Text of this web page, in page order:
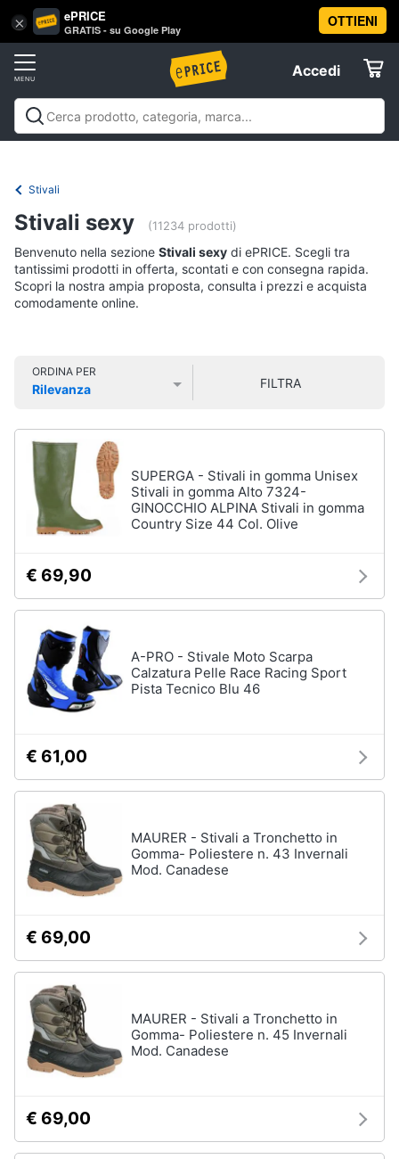
× ePRICE
GRATIS - su Google Play
OTTIENI
Accedi
Accedi
Registrati
Offerte
Informatica
Telefonia
Tv
Cinema
home
Videogiochi
Audio
Clima
Arredo
Brico
Giardinaggio
Salute
e
igiene
Beauty
Giocattoli
Prima
infanzia
Fotografia
Abbigliamento
Vai
al
Abbigliamento
Donna
donna
Cappotto
donna
Felpa
donna
Felpa
uomo
Cravatta
Piumino
uomo
Vedi
tutti
Bambino
Scarpe
Sandali
bambina
Vestiti
neonati
Copertina
neonato
Vedi
Scarpe
Sneakers
Scarpe
nike
Anfibi
tutti
Stivali
Stivali sexy (11234 prodotti)
Benvenuto nella sezione Stivali sexy di ePRICE. Scegli tra
tantissimi prodotti in offerta, scontati e con consegna rapida.
Scopri la nostra ampia proposta, consulta i prezzi e acquista
comodamente online.
ORDINA PER
Rilevanza
FILTRA
SUPERGA - Stivali in gomma Unisex
Stivali in gomma Alto 7324-
GINOCCHIO ALPINA Stivali in gomma
Country Size 44 Col. Olive
€ 69,90
A-PRO - Stivale Moto Scarpa
Calzatura Pelle Race Racing Sport
Pista Tecnico Blu 46
€ 61,00
MAURER - Stivali a Tronchetto in
Gomma- Poliestere n. 43 Invernali
Mod. Canadese
€ 69,00
MAURER - Stivali a Tronchetto in
Gomma- Poliestere n. 45 Invernali
Mod. Canadese
€ 69,00